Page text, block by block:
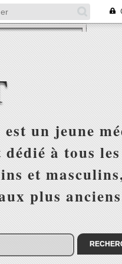
un jeune
à tous les
et
plus